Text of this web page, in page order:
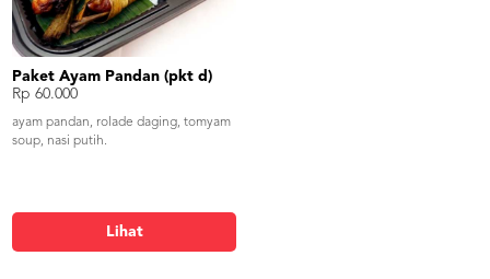
Paket Ayam Pandan (pkt d)
Rp 60.000
ayam pandan, rolade daging, tomyam
soup, nasi putih.
Lihat